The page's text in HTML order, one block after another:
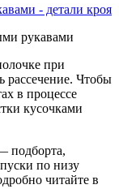
рукавами
при
рассечение. Чтобы
в процессе
кусочками
подборта,
по низу
читайте в